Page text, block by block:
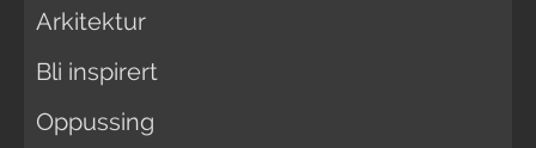
Arkitektur
Bli inspirert
Oppussing